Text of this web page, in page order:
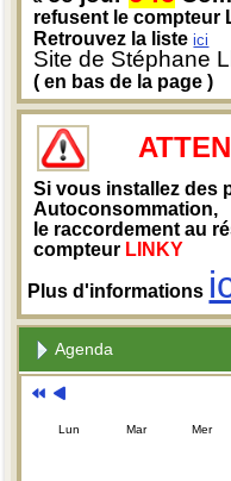
refusent le compteur
Retrouvez la listeici
Site de Stéphane
( en bas de la page )
Si vous installez des
Autoconsommation,
le raccordement au
compteur LINKY
Plus d'informations
Agenda
Lun Mar Mer